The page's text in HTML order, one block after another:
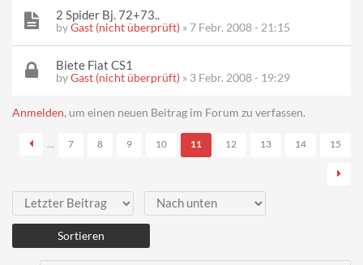
2 Spider Bj. 72+73..
byGast (nicht überprüft) » 7 Febr. 2008 - 21:15
Biete Fiat CS1
byGast (nicht überprüft) » 3 Febr. 2008 - 19:29
Anmelden, um einen neuen Beitrag im Forum zu verfassen.
Seiten
… 7 8 9 10 11 12 13 14 15
Sortieren nach Sortieren